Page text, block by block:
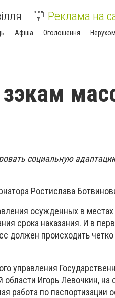
Реклама на
Афіша Оголошення
социальную
Ростислава
осужденных в
срока наказания. И в
должен происходить четко
управления
Игорь Левочкин, на
работа по паспортизации